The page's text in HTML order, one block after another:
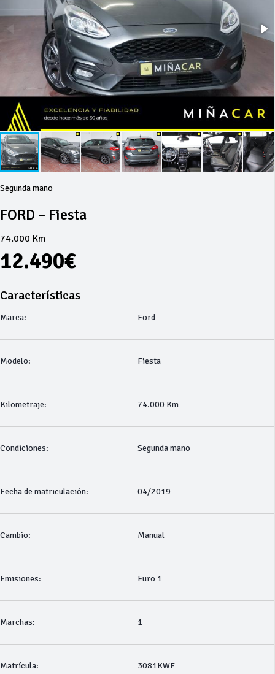
Segunda mano
FORD – Fiesta
74.000 Km
12.490€
Características
Marca: Ford
Modelo: Fiesta
Kilometraje: 74.000 Km
Condiciones: Segunda mano
Fecha de matriculación: 04/2019
Cambio: Manual
Emisiones: Euro 1
Marchas: 1
Matrícula: 3081KWF